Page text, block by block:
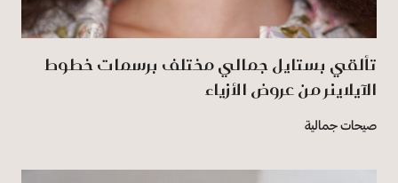
تألقي بستايل جمالي مختلف برسمات خطوط
الآيلاينر من عروض الأزياء
صيحات جمالية